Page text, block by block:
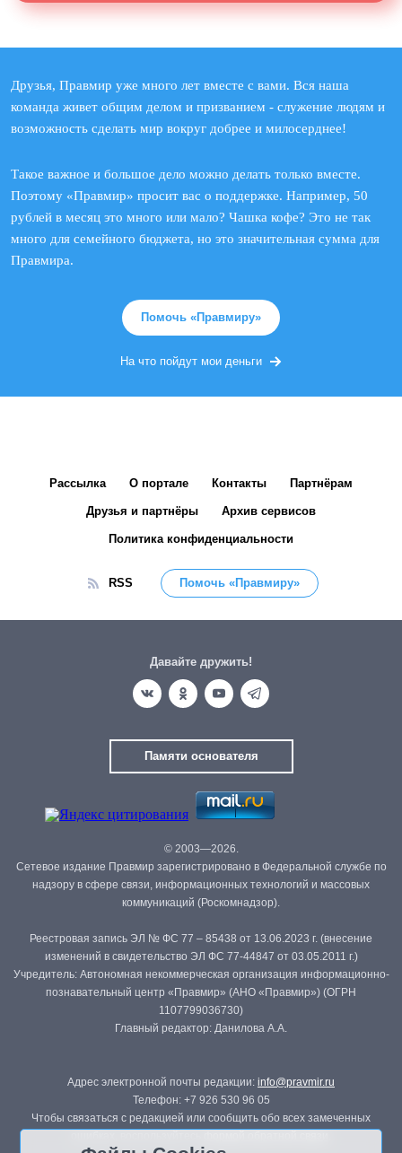
Друзья, Правмир уже много лет вместе с вами. Вся наша
команда живет общим делом и призванием - служение людям и
возможность сделать мир вокруг добрее и милосерднее!
Такое важное и большое дело можно делать только вместе.
Поэтому «Правмир» просит вас о поддержке. Например, 50
рублей в месяц это много или мало? Чашка кофе? Это не так
много для семейного бюджета, но это значительная сумма для
Правмира.
Помочь «Правмиру»
На что пойдут мои деньги
Рассылка О портале Контакты Партнёрам
Друзья и партнёры Архив сервисов
Политика конфиденциальности
RSS Помочь «Правмиру»
Давайте дружить!
Памяти основателя
© 2003—2026.
Сетевое издание Правмир зарегистрировано в Федеральной службе по
надзору в сфере связи, информационных технологий и массовых
коммуникаций (Роскомнадзор).
Реестровая запись ЭЛ № ФС 77 – 85438 от 13.06.2023 г. (внесение
изменений в свидетельство ЭЛ ФС 77-44847 от 03.05.2011 г.)
Учредитель: Автономная некоммерческая организация информационно-
познавательный центр «Правмир» (АНО «Правмир») (ОГРН
1107799036730)
Главный редактор: Данилова А.А.
Адрес электронной почты редакции: info@pravmir.ru
Телефон: +7 926 530 96 05
Чтобы связаться с редакцией или сообщить обо всех замеченных